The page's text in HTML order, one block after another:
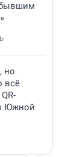
но
всё
Южной